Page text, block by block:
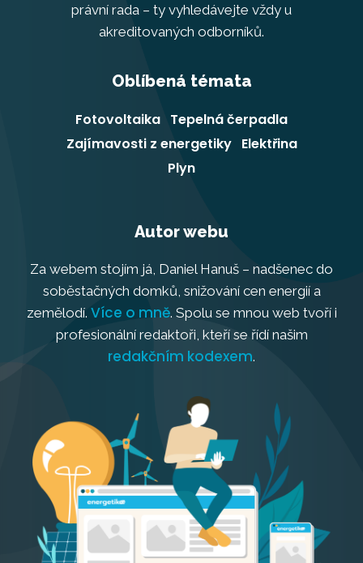
právní rada – ty vyhledávejte vždy u
akreditovaných odborníků.
Oblíbená témata
Fotovoltaika Tepelná čerpadla
Zajímavosti z energetiky Elektřina
Plyn
Autor webu
Za webem stojím já, Daniel Hanuš – nadšenec do
soběstačných domků, snižování cen energií a
zemělodí. Více o mně. Spolu se mnou web tvoří i
profesionální redaktoři, kteří se řídí našim
redakčním kodexem.